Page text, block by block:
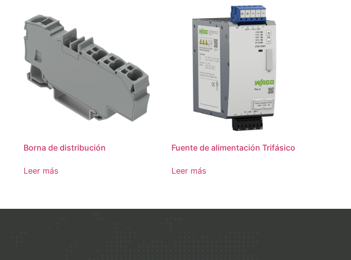
Borna de distribución
Leer más
Fuente de alimentación Trifásico
Leer más